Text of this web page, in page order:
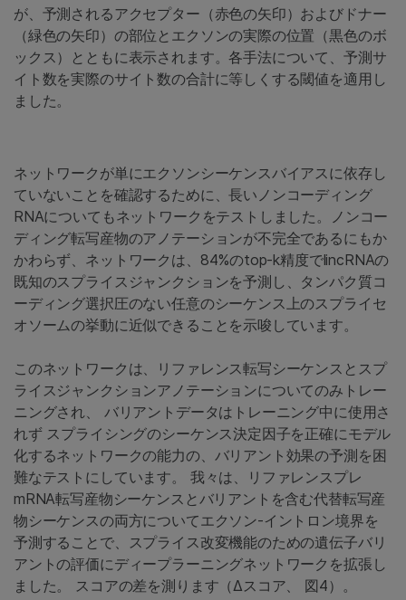
が、予測されるアクセプター（赤色の矢印）およびドナー
（緑色の矢印）の部位とエクソンの実際の位置（黒色のボ
ックス）とともに表示されます。各手法について、予測サ
イト数を実際のサイト数の合計に等しくする閾値を適用し
ました。
ネットワークが単にエクソンシーケンスバイアスに依存し
ていないことを確認するために、長いノンコーディング
RNAについてもネットワークをテストしました。ノンコー
ディング転写産物のアノテーションが不完全であるにもか
かわらず、ネットワークは、84%のtop-k精度でlincRNAの
既知のスプライスジャンクションを予測し、タンパク質コ
ーディング選択圧のない任意のシーケンス上のスプライセ
オソームの挙動に近似できることを示唆しています。
このネットワークは、リファレンス転写シーケンスとスプ
ライスジャンクションアノテーションについてのみトレー
ニングされ、 バリアントデータはトレーニング中に使用さ
れず スプライシングのシーケンス決定因子を正確にモデル
化するネットワークの能力の、バリアント効果の予測を困
難なテストにしています。 我々は、リファレンスプレ
mRNA転写産物シーケンスとバリアントを含む代替転写産
物シーケンスの両方についてエクソン-イントロン境界を
予測することで、スプライス改変機能のための遺伝子バリ
アントの評価にディープラーニングネットワークを拡張し
ました。 スコアの差を測ります（∆スコア、 図4）。